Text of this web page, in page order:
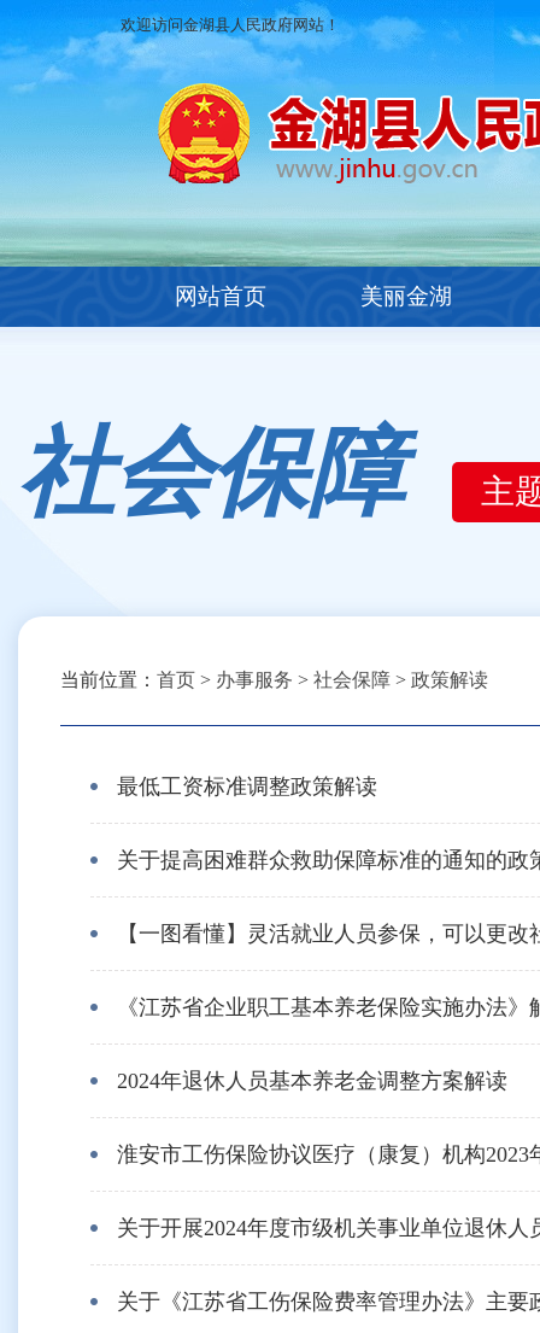
欢迎访问金湖县人民政府网站！
网站首页 美丽金湖
社会保障 主
当前位置： 首页 > 办事服务 > 社会保障 > 政策解读
最低工资标准调整政策解读
关于提高困难群众救助保障标准的通知的政
【一图看懂】灵活就业人员参保，可以更
《江苏省企业职工基本养老保险实施办法》
2024年退休人员基本养老金调整方案解读
淮安市工伤保险协议医疗（康复）机构2023
关于开展2024年度市级机关事业单位退休
关于《江苏省工伤保险费率管理办法》主要